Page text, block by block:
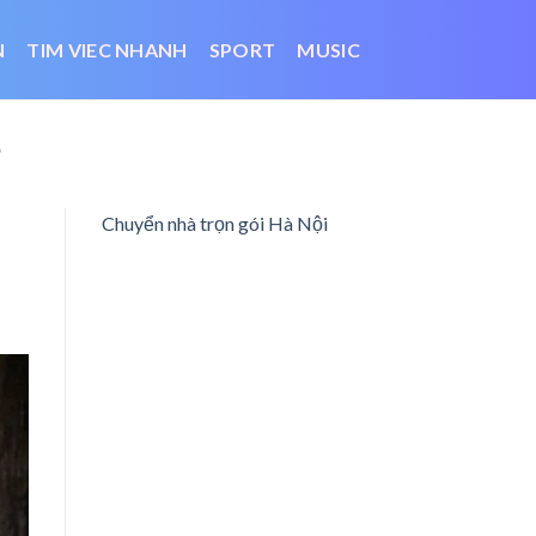
TIM VIEC NHANH SPORT MUSIC
Chuyển nhà trọn gói Hà Nội